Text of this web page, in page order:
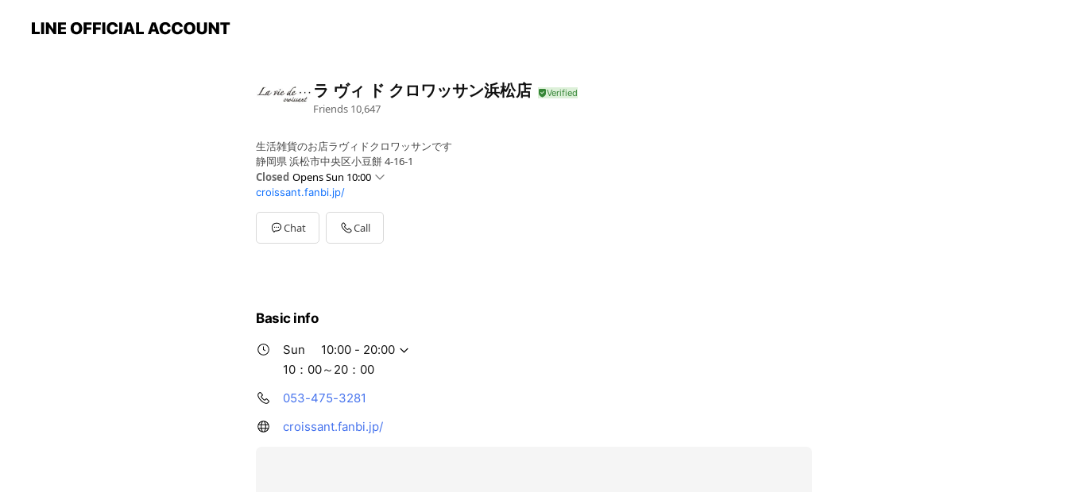
ラ ヴィ ド クロワッサン浜松店
Friends 10,647
生活雑貨のお店ラヴィドクロワッサンです
静岡県 浜松市中央区小豆餅 4-16-1
Closed Opens Sun 10:00
Sun10:00 - 20:00
Mon10:00 - 20:00
Tue10:00 - 20:00
Wed10:00 - 20:00
croissant.fanbi.jp/
Chat Call
Basic info
Sun
10:00 - 20:00
10：00～20：00
053-475-3281
croissant.fanbi.jp/